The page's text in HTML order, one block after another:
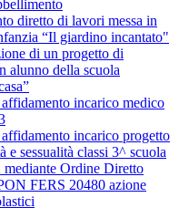
diretto di lavori messa in
“Il giardino incantato"
di un progetto di
alunno della scuola
incarico medico
incarico progetto
e sessualità classi 3^ scuola
mediante Ordine Diretto
FERS 20480 azione